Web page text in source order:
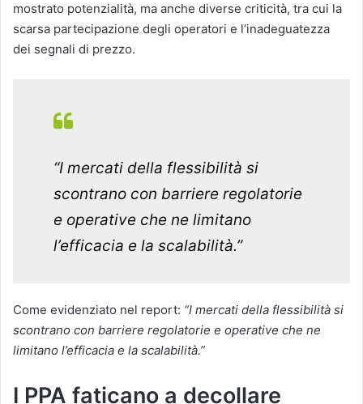
mostrato potenzialità, ma anche diverse criticità, tra cui la
scarsa partecipazione degli operatori e l’inadeguatezza
dei segnali di prezzo.
“I mercati della flessibilità si
scontrano con barriere regolatorie
e operative che ne limitano
l’efficacia e la scalabilità.”
Come evidenziato nel report: “I mercati della flessibilità si
scontrano con barriere regolatorie e operative che ne
limitano l’efficacia e la scalabilità.”
I PPA faticano a decollare